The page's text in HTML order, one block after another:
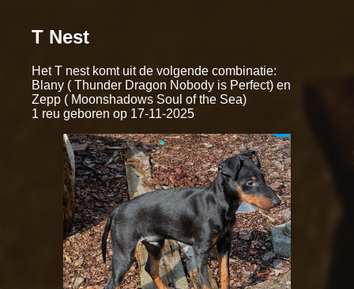
T Nest
Het T nest komt uit de volgende combinatie:
Blany ( Thunder Dragon Nobody is Perfect) en
Zepp ( Moonshadows Soul of the Sea)
1 reu geboren op 17-11-2025